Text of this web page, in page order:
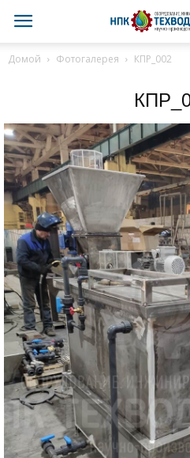
Домой Фотогалерея КПР_002